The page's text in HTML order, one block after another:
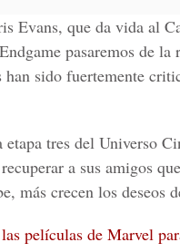
Evans, que da vida al
pasaremos de
sido fuertemente
etapa tres del Universo
a sus amigos
más crecen los deseos
películas de Marvel